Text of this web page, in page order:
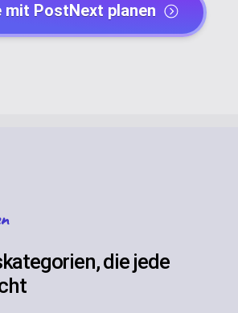
mit PostNext planen
die jede